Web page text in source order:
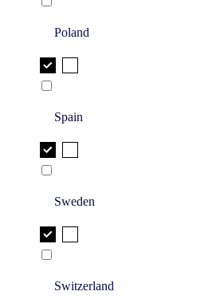
Poland
Spain
Sweden
Switzerland